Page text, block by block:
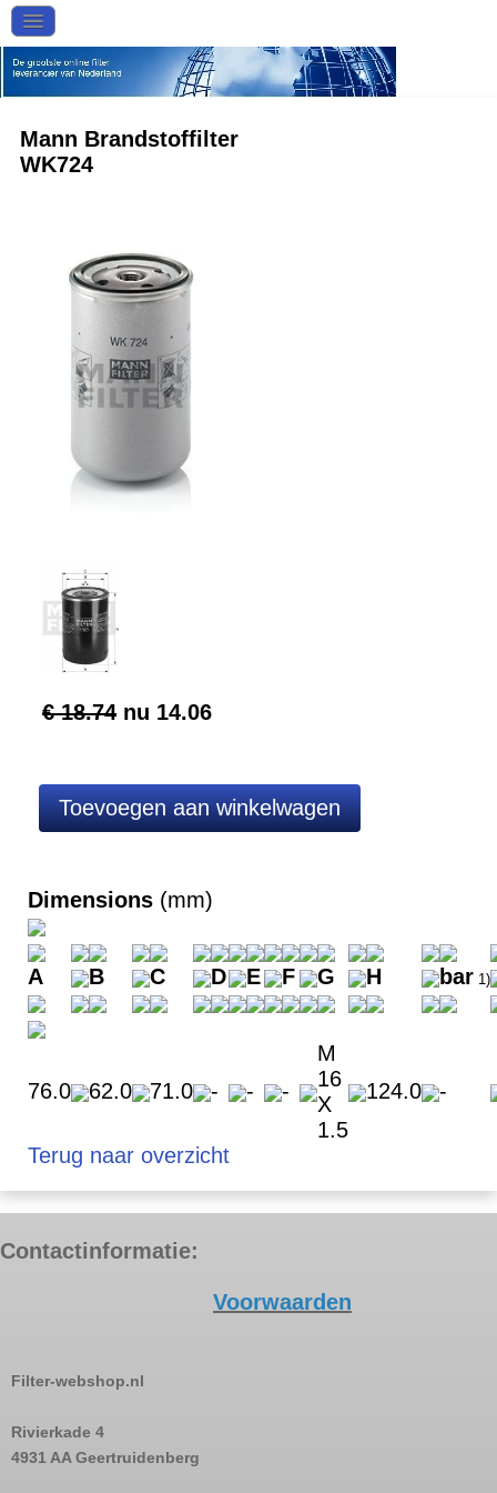
Mann Brandstoffilter
WK724
€ 18.74 nu 14.06
Dimensions (mm)
A B C D E F G H bar 1)
76.0 62.0 71.0 - - -
M
16
X
1.5
124.0 -
Terug naar overzicht
Contactinformatie:
Voorwaarden
Filter-webshop.nl
Rivierkade 4
4931 AA Geertruidenberg